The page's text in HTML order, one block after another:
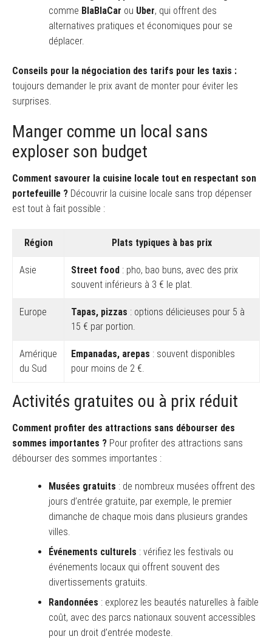
comme BlaBlaCar ou Uber, qui offrent des
alternatives pratiques et économiques pour se
déplacer.
Conseils pour la négociation des tarifs pour les taxis :
toujours demander le prix avant de monter pour éviter les
surprises.
Manger comme un local sans
exploser son budget
Comment savourer la cuisine locale tout en respectant son
portefeuille ? Découvrir la cuisine locale sans trop dépenser
est tout à fait possible :
Région Plats typiques à bas prix
Asie Street food: pho, bao buns, avec des prix
souvent inférieurs à 3 € le plat.
Europe Tapas, pizzas : options délicieuses pour 5 à
15 € par portion.
Amérique
du Sud
Empanadas, arepas : souvent disponibles
pour moins de 2 €.
Activités gratuites ou à prix réduit
Comment profiter des attractions sans débourser des
sommes importantes ? Pour profiter des attractions sans
débourser des sommes importantes :
Musées gratuits : de nombreux musées offrent des
jours d’entrée gratuite, par exemple, le premier
dimanche de chaque mois dans plusieurs grandes
villes.
Événements culturels : vérifiez les festivals ou
événements locaux qui offrent souvent des
divertissements gratuits.
Randonnées : explorez les beautés naturelles à faible
coût, avec des parcs nationaux souvent accessibles
pour un droit d’entrée modeste.